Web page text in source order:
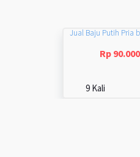
Jual Baju Putih Pria
Rp
9 Kali